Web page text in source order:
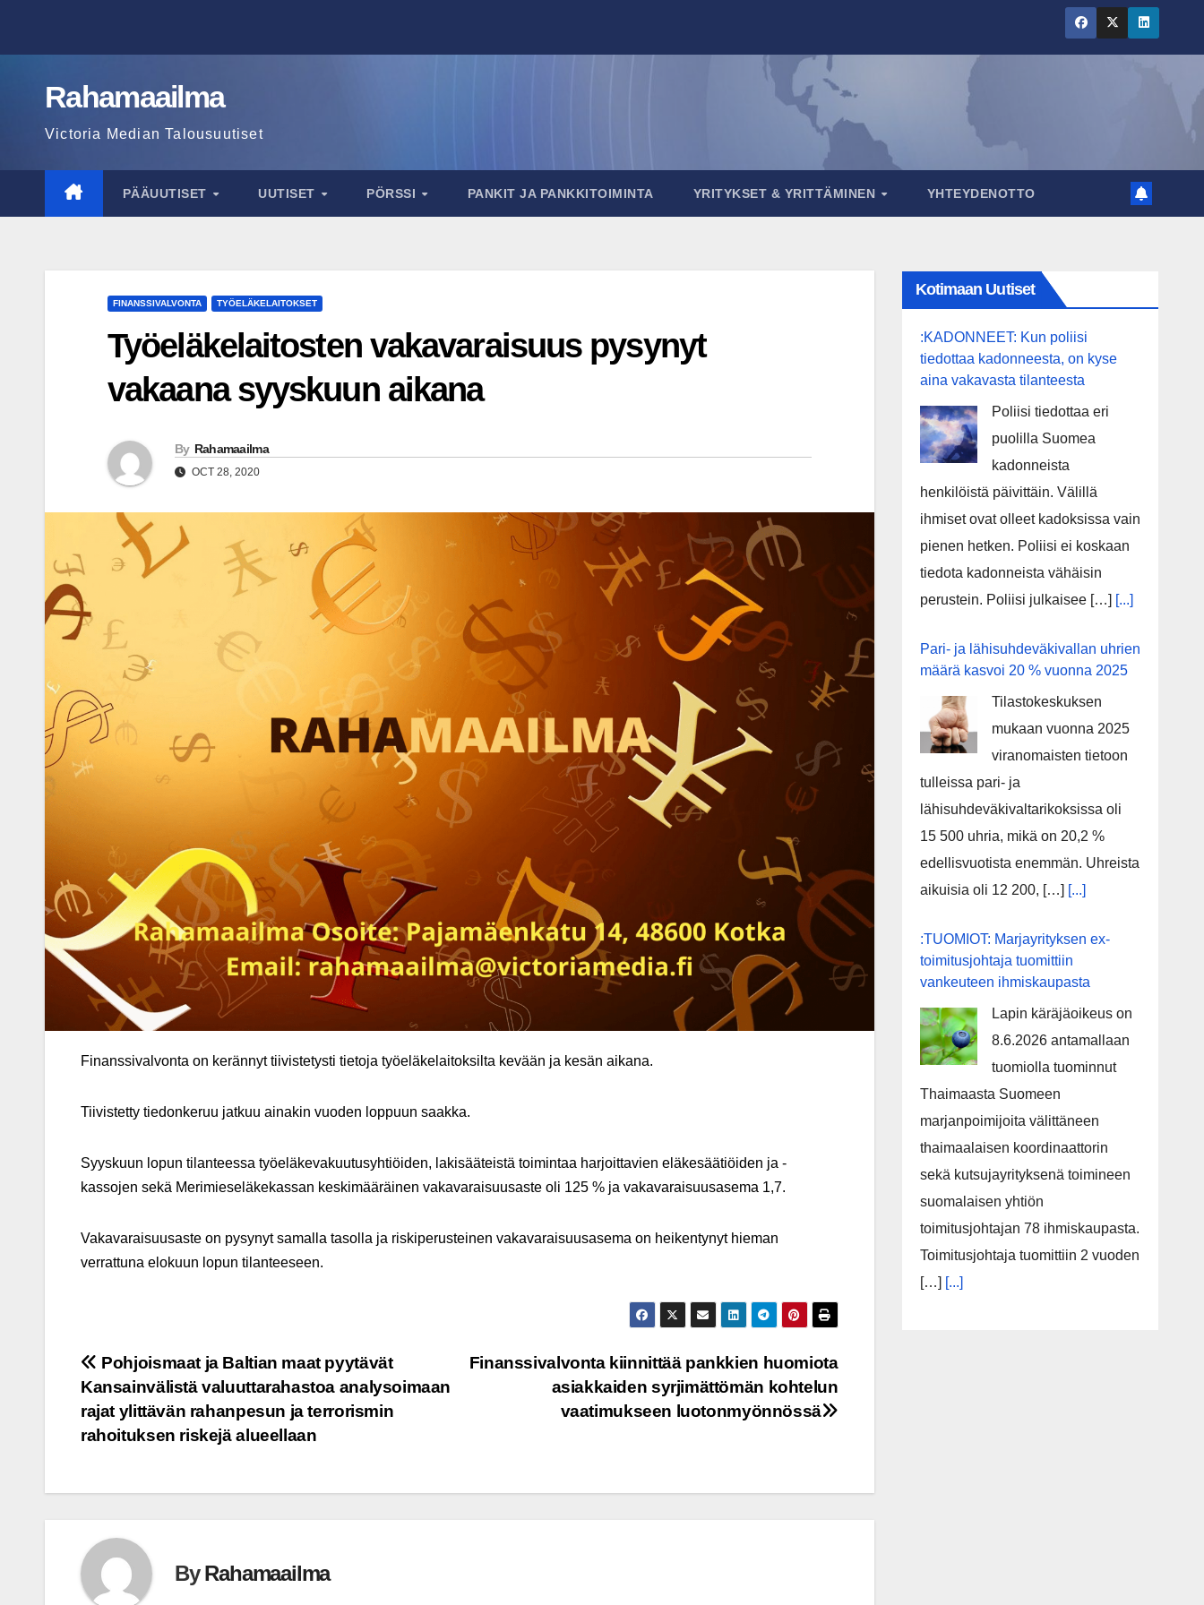
Rahamaailma
Victoria Median Talousuutiset
PÄÄUUTISET UUTISET PÖRSSI PANKIT JA PANKKITOIMINTA YRITYKSET & YRITTÄMINEN YHTEYDENOTTO
FINANSSIVALVONTA TYÖELÄKELAITOKSET
Työeläkelaitosten vakavaraisuus pysynyt
vakaana syyskuun aikana
By Rahamaailma
OCT 28, 2020
Finanssivalvonta on kerännyt tiivistetysti tietoja työeläkelaitoksilta kevään ja kesän aikana.
Tiivistetty tiedonkeruu jatkuu ainakin vuoden loppuun saakka.
Syyskuun lopun tilanteessa työeläkevakuutusyhtiöiden, lakisääteistä toimintaa harjoittavien eläkesäätiöiden ja -
kassojen sekä Merimieseläkekassan keskimääräinen vakavaraisuusaste oli 125 % ja vakavaraisuusasema 1,7.
Vakavaraisuusaste on pysynyt samalla tasolla ja riskiperusteinen vakavaraisuusasema on heikentynyt hieman
verrattuna elokuun lopun tilanteeseen.
Post
navigation
Finanssivalvonta kiinnittää pankkien huomiota
asiakkaiden syrjimättömän kohtelun
vaatimukseen luotonmyönnössä
Pohjoismaat ja Baltian maat pyytävät
Kansainvälistä valuuttarahastoa analysoimaan
rajat ylittävän rahanpesun ja terrorismin
rahoituksen riskejä alueellaan
ByRahamaailma
Kotimaan Uutiset
:KADONNEET: Kun poliisi
tiedottaa kadonneesta, on kyse
aina vakavasta tilanteesta
Poliisi tiedottaa eri
puolilla Suomea
kadonneista
henkilöistä päivittäin. Välillä
ihmiset ovat olleet kadoksissa vain
pienen hetken. Poliisi ei koskaan
tiedota kadonneista vähäisin
perustein. Poliisi julkaisee […] [...]
Pari- ja lähisuhdeväkivallan uhrien
määrä kasvoi 20 % vuonna 2025
Tilastokeskuksen
mukaan vuonna 2025
viranomaisten tietoon
tulleissa pari- ja
lähisuhdeväkivaltarikoksissa oli
15 500 uhria, mikä on 20,2 %
edellisvuotista enemmän. Uhreista
aikuisia oli 12 200, […] [...]
:TUOMIOT: Marjayrityksen ex-
toimitusjohtaja tuomittiin
vankeuteen ihmiskaupasta
Lapin käräjäoikeus on
8.6.2026 antamallaan
tuomiolla tuominnut
Thaimaasta Suomeen
marjanpoimijoita välittäneen
thaimaalaisen koordinaattorin
sekä kutsujayrityksenä toimineen
suomalaisen yhtiön
toimitusjohtajan 78 ihmiskaupasta.
Toimitusjohtaja tuomittiin 2 vuoden
[…] [...]